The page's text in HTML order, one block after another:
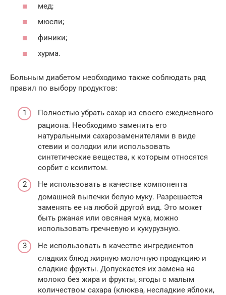
мед;
мюсли;
финики;
хурма.
Больным диабетом необходимо также соблюдать ряд
правил по выбору продуктов:
Полностью убрать сахар из своего ежедневного
рациона. Необходимо заменить его
натуральными сахарозаменителями в виде
стевии и солодки или использовать
синтетические вещества, к которым относятся
сорбит с ксилитом.
Не использовать в качестве компонента
домашней выпечки белую муку. Разрешается
заменять ее на любой другой вид. Это может
быть ржаная или овсяная мука, можно
использовать гречневую и кукурузную.
Не использовать в качестве ингредиентов
сладких блюд жирную молочную продукцию и
сладкие фрукты. Допускается их замена на
молоко без жира и фрукты, ягоды с малым
количеством сахара (клюква, несладкие яблоки,